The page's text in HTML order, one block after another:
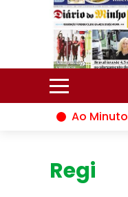
Ao Minuto
do mundo da moda |
Região.